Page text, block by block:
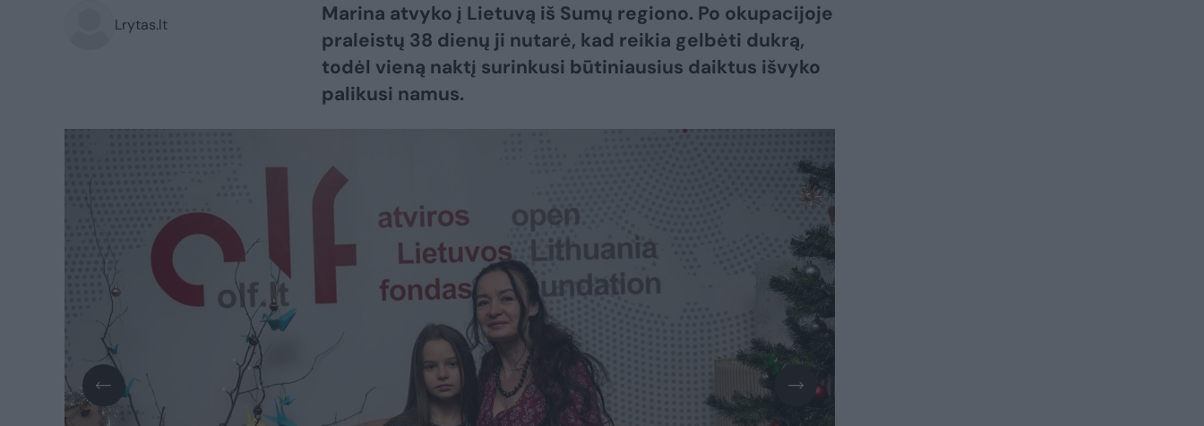
Lrytas.lt
Marina atvyko į Lietuvą iš Sumų regiono. Po okupacijoje
praleistų 38 dienų ji nutarė, kad reikia gelbėti dukrą,
todėl vieną naktį surinkusi būtiniausius daiktus išvyko
palikusi namus.